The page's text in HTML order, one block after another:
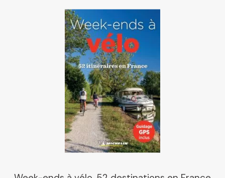
Chapitre
Dialogue
Librairie La Procure